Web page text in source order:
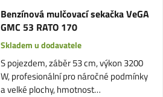
Benzínová mulčovací sekačka VeGA
GMC 53 RATO 170
Skladem u dodavatele
S pojezdem, záběr 53 cm, výkon 3200
W, profesionální pro náročné podmínky
a velké plochy, hmotnost…